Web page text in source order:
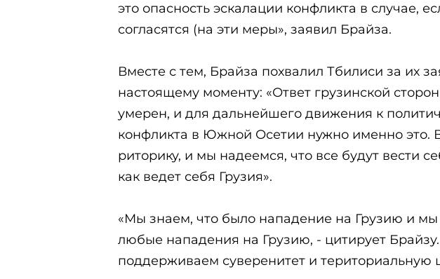
это опасность эскалации конфликта в случае,
согласятся (на эти меры», заявил Брайза.
Вместе с тем, Брайза похвалил Тбилиси за их
настоящему моменту: «Ответ грузинской
умерен, и для дальнейшего движения к
конфликта в Южной Осетии нужно именно это.
риторику, и мы надеемся, что все будут вести
как ведет себя Грузия».
«Мы знаем, что было нападение на Грузию и
любые нападения на Грузию, - цитирует
поддерживаем суверенитет и териториальную